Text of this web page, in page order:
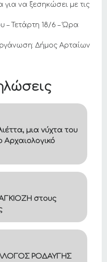
μια νύχτα του
Αρχαιολογικό
στους
ΡΟΔΑΥΓΗΣ
για να ξεσηκώσει με τις
– Τετάρτη 18/6 – Ώρα
Δήμος Αρταίων